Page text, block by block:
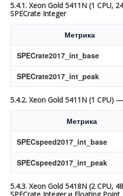
5.4.1. Xeon Gold 5411N (1 CPU,
SPECrate Integer
Метрика
SPECrate2017_int_base
SPECrate2017_int_peak
5.4.2. Xeon Gold 5411N (1 CPU)
Метрика
SPECspeed2017_int_base
SPECspeed2017_int_peak
5.4.3. Xeon Gold 5418N (2 CPU,